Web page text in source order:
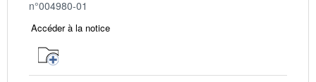
n°004980-01
Accéder à la notice